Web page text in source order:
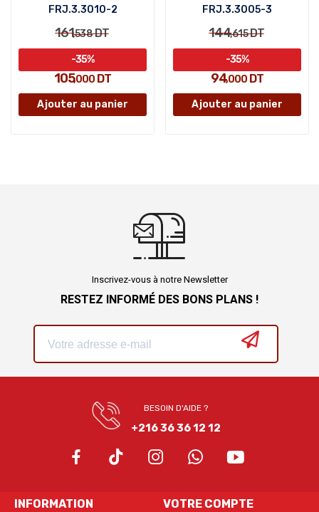
FRJ.3.3010-2
161,538DT
105,000 DT
-35%
Ajouter au panier
FRJ.3.3005-3
144,615DT
94,000 DT
-35%
Ajouter au panier
Inscrivez-vous à notre Newsletter
RESTEZ INFORMÉ DES BONS PLANS !
BESOIN D'AIDE ?
+216 36 36 12 12
INFORMATION VOTRE COMPTE